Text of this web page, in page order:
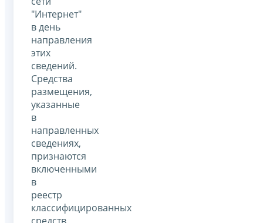
"Интернет"
в день
направления
этих
сведений.
Средства
размещения,
указанные
в
направленных
сведениях,
признаются
включенными
в
реестр
классифицированных